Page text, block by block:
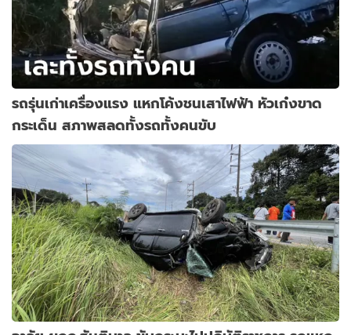
รถรุ่นเก่าเครื่องแรง แหกโค้งชนเสาไฟฟ้า หัวเก๋งขาด
กระเด็น สภาพสลดทั้งรถทั้งคนขับ